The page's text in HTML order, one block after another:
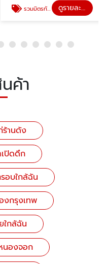
รวมมิตรทับทิมกรอบใกล้ฉัน ดูรายละเอียด
ค้า
ร้านดัง
ปิดดึก
อบใกล้ฉัน
งกรุงเทพ
ใกล้ฉัน
นองจอก